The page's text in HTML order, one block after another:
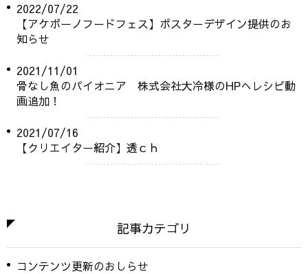
2022/07/22
【アケボーノフードフェス】ポスターデザイン提供のお
知らせ
2021/11/01
骨なし魚のパイオニア 株式会社大冷様のHPへレシピ動
画追加！
2021/07/16
【クリエイター紹介】透ｃｈ
記事カテゴリ
コンテンツ更新のおしらせ